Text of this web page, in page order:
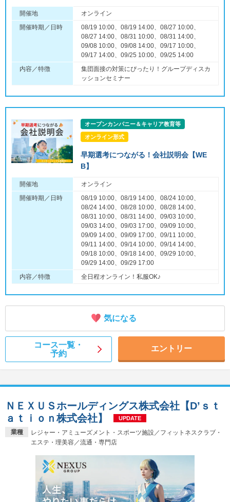
開催地
オンライン
開催時期／日時
08/19 10:00、08/19 14:00、08/27 10:00、
08/27 14:00、08/31 10:00、08/31 14:00、
09/08 10:00、09/08 14:00、09/17 10:00、
09/17 14:00、09/25 10:00、09/25 14:00
内容／特徴
集団面接の対策にぴったり！グループディスカ
ッションセミナー
オープンカンパニー＆キャリア教育等
オンライン形式
早期選考につながる！会社説明会【WE
B】
開催地
オンライン
開催時期／日時
08/19 10:00、08/19 14:00、08/24 10:00、
08/24 14:00、08/28 10:00、08/28 14:00、
08/31 10:00、08/31 14:00、09/03 10:00、
09/03 14:00、09/03 17:00、09/09 10:00、
09/09 14:00、09/09 17:00、09/11 10:00、
09/11 14:00、09/14 10:00、09/14 14:00、
09/18 10:00、09/18 14:00、09/29 10:00、
09/29 14:00、09/29 17:00
内容／特徴
全日程オンライン！私服OK♪
気になる
コース一覧・
予約
エントリー
業種
レジャー・アミューズメント・スポーツ施設／フィットネスクラブ・
エステ・理美容／流通・専門店
ＮＥＸＵＳホールディングス株式会社【D’ｓｔ
ａｔｉｏｎ株式会社】
UPDATE